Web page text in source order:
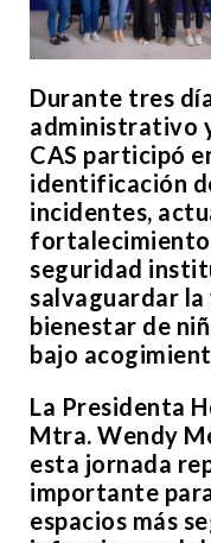
Durante tres
administrativo
CAS participó
identificación
incidentes,
seguridad
salvaguardar
bienestar de
bajo
La Presidenta
Mtra. Wendy
esta jornada
importante
espacios más